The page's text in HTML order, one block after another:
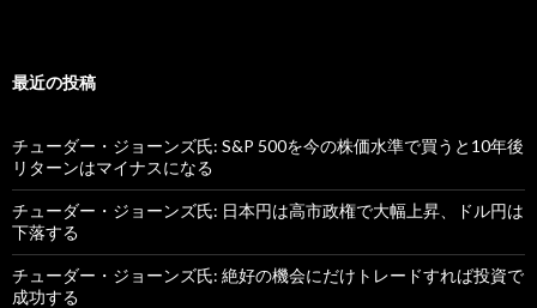
最近の投稿
チューダー・ジョーンズ氏: S&P 500を今の株価水準で買うと10年後
リターンはマイナスになる
チューダー・ジョーンズ氏: 日本円は高市政権で大幅上昇、ドル円は
下落する
チューダー・ジョーンズ氏: 絶好の機会にだけトレードすれば投資で
成功する